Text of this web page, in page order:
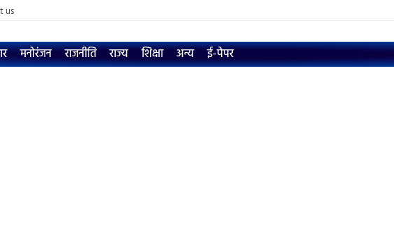
us
मनोरंजन राजनीति राज्य शिक्षा अन्य ई-पेपर